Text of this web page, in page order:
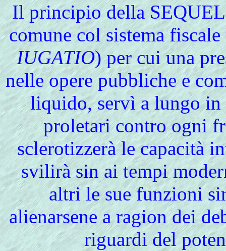
Il principio della
comune col sistema
IUGATIO) per cui una
nelle opere pubbliche e
liquido, servì a lungo in
proletari contro ogni
sclerotizzerà le capacità
svilirà sin ai tempi
altri le sue funzioni
alienarsene a ragion dei
riguardi del